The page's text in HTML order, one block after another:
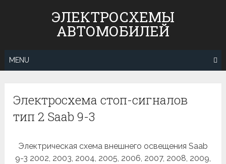
ЭЛЕКТРОСХЕМЫ
АВТОМОБИЛЕЙ
MENU
Электросхема стоп-сигналов
тип 2 Saab 9-3
Электрическая схема внешнего освещения Saab
9-3 2002, 2003, 2004, 2005, 2006, 2007, 2008, 2009,